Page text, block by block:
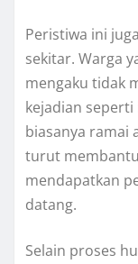
Peristiwa ini
sekitar. Warga
mengaku tidak
kejadian
biasanya ramai
turut
mendapatkan
datang.
Selain proses